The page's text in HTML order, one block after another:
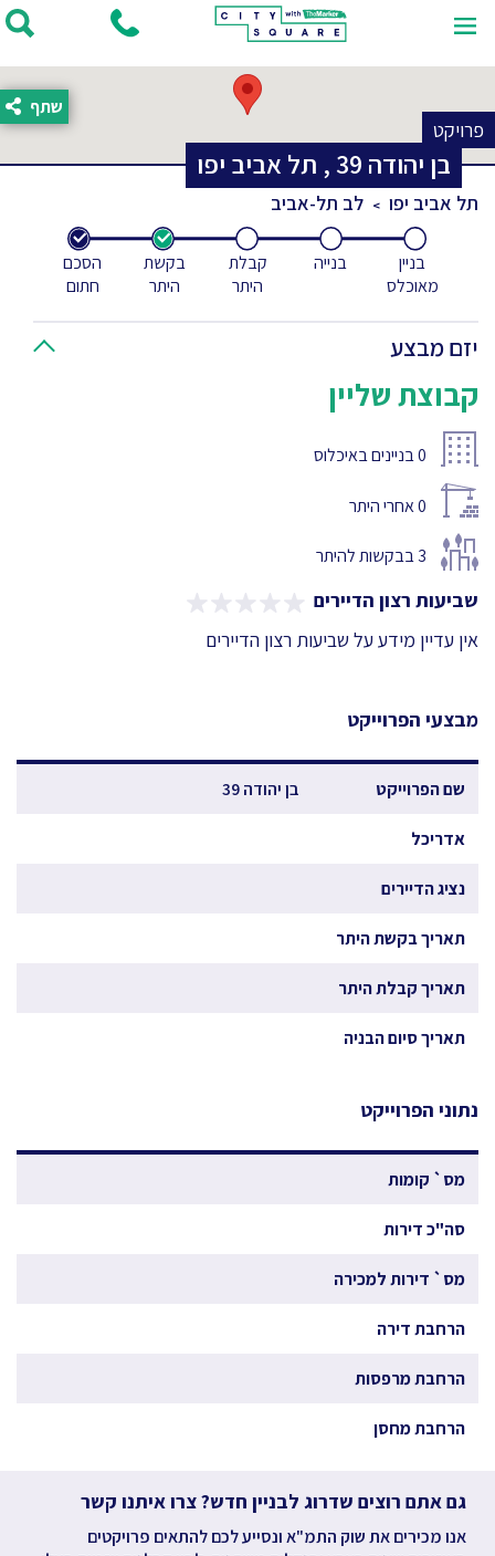
פרויקט
בן יהודה 39
, תל אביב יפו
שתף
תל אביב יפו לב תל-אביב
בניין
מאוכלס
בנייה
קבלת
היתר
בקשת
היתר
הסכם
חתום
יזם מבצע
קבוצת שליין
0בניינים באיכלוס
0אחרי היתר
3בבקשות להיתר
שביעות רצון הדיירים
אין עדיין מידע על שביעות רצון הדיירים
מבצעי הפרוייקט
שם הפרוייקט בן יהודה 39
אדריכל
נציג הדיירים
תאריך בקשת היתר
תאריך קבלת היתר
תאריך סיום הבניה
נתוני הפרוייקט
מס` קומות
סה"כ דירות
מס` דירות למכירה
הרחבת דירה
הרחבת מרפסות
הרחבת מחסן
גם אתם רוצים שדרוג לבניין חדש? צרו איתנו קשר
אנו מכירים את שוק התמ"א ונסייע לכם להתאים פרויקטים